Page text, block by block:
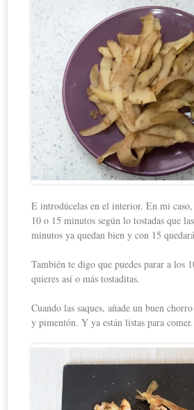
E introdúcelas en el interior. En mi
10 o 15 minutos según lo tostadas que
minutos ya quedan bien y con 15
También te digo que puedes parar a los
quieres así o más tostaditas.
Cuando las saques, añade un buen
y pimentón. Y ya están listas para comer.